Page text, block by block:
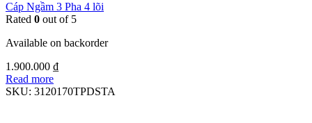
Cáp Ngầm 3 Pha 4 lõi
Rated 0 out of 5
Available on backorder
1.900.000 ₫
Read more
SKU: 3120170TPDSTA